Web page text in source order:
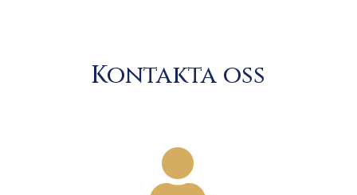
Kontakta oss
